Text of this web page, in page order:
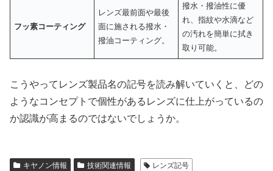
フッ素コーティング
レンズ最前面や最後
面に施される撥水・
撥油コーティング。
撥水・撥油性に優
れ、指紋や水滴など
の汚れを簡単に拭き
取り可能。
こうやってレンズ製品名の記号を読み解いていくと、どの
ようなコンセプトで個性があるレンズに仕上がっているの
か認識が高まるのではないでしょうか。
キヤノン情報 技術関連情報 レンズ記号